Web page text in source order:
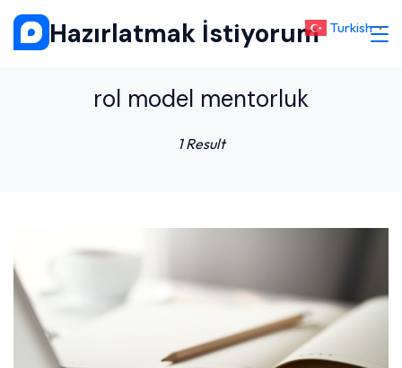
Skip
Hazırlatmak İstiyorum
rol model mentorluk
1 Result
Turkish ▼